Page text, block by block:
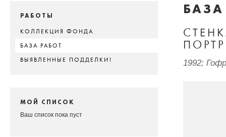
РАБОТЫ
КОЛЛЕКЦИЯ ФОНДА
БАЗА РАБОТ
ВЫЯВЛЕННЫЕ ПОДДЕЛКИ!
МОЙ СПИСОК
Ваш список пока пуст
1992;